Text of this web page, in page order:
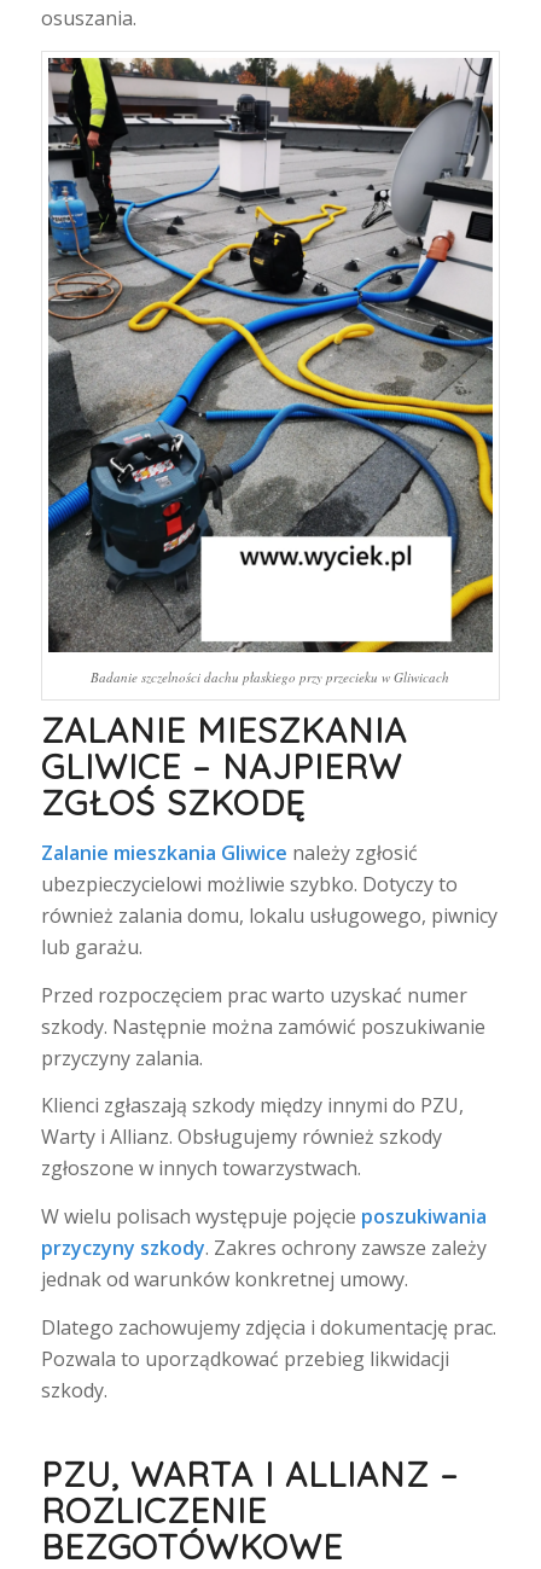
osuszania.
Badanie szczelności dachu płaskiego przy przecieku w Gliwicach
ZALANIE MIESZKANIA
GLIWICE – NAJPIERW
ZGŁOŚ SZKODĘ
Zalanie mieszkania Gliwice należy zgłosić
ubezpieczycielowi możliwie szybko. Dotyczy to
również zalania domu, lokalu usługowego, piwnicy
lub garażu.
Przed rozpoczęciem prac warto uzyskać numer
szkody. Następnie można zamówić poszukiwanie
przyczyny zalania.
Klienci zgłaszają szkody między innymi do PZU,
Warty i Allianz. Obsługujemy również szkody
zgłoszone w innych towarzystwach.
W wielu polisach występuje pojęcie poszukiwania
przyczyny szkody. Zakres ochrony zawsze zależy
jednak od warunków konkretnej umowy.
Dlatego zachowujemy zdjęcia i dokumentację prac.
Pozwala to uporządkować przebieg likwidacji
szkody.
PZU, WARTA I ALLIANZ –
ROZLICZENIE
BEZGOTÓWKOWE